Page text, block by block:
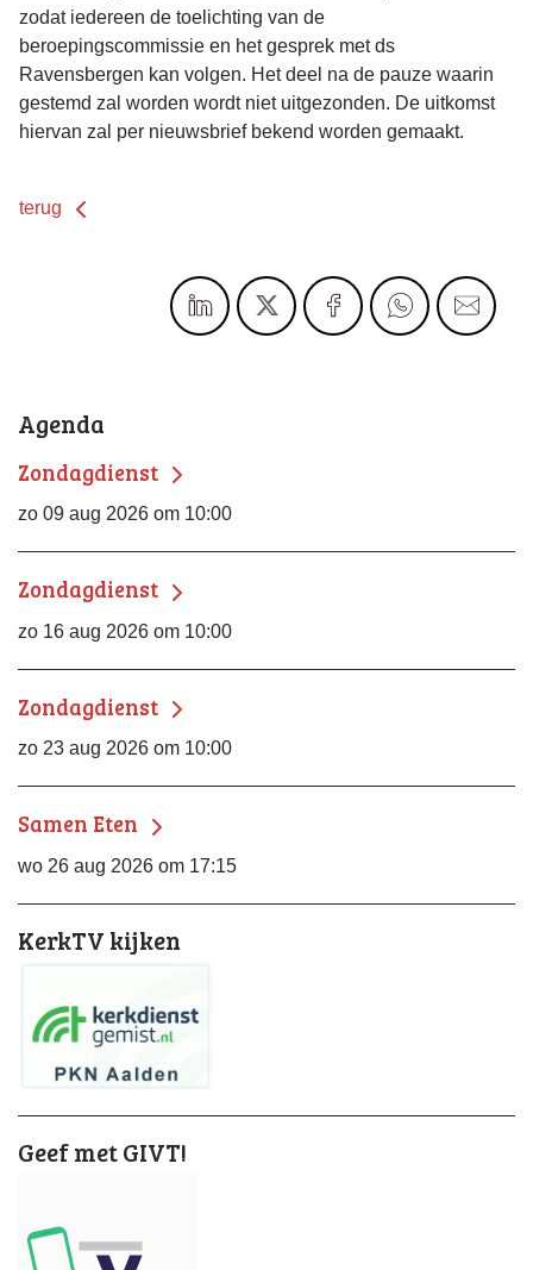
zodat iedereen de toelichting van de
beroepingscommissie en het gesprek met ds
Ravensbergen kan volgen. Het deel na de pauze waarin
gestemd zal worden wordt niet uitgezonden. De uitkomst
hiervan zal per nieuwsbrief bekend worden gemaakt.
terug
Agenda
Zondagdienst
zo 09 aug 2026 om 10:00
Zondagdienst
zo 16 aug 2026 om 10:00
Zondagdienst
zo 23 aug 2026 om 10:00
Samen Eten
wo 26 aug 2026 om 17:15
KerkTV kijken
Geef met GIVT!